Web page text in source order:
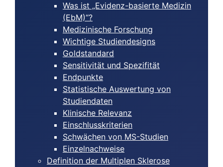
Was ist „Evidenz-basierte Medizin
(EbM)“?
Medizinische Forschung
Wichtige Studiendesigns
Goldstandard
Sensitivität und Spezifität
Endpunkte
Statistische Auswertung von
Studiendaten
Klinische Relevanz
Einschlusskriterien
Schwächen von MS-Studien
Einzelnachweise
Definition der Multiplen Sklerose